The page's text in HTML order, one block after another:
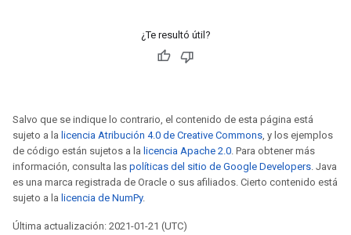
¿Te resultó útil?
Salvo que se indique lo contrario, el contenido de esta página está
sujeto a la licencia Atribución 4.0 de Creative Commons, y los ejemplos
de código están sujetos a la licencia Apache 2.0. Para obtener más
información, consulta las políticas del sitio de Google Developers. Java
es una marca registrada de Oracle o sus afiliados. Cierto contenido está
sujeto a la licencia de NumPy.
Última actualización: 2021-01-21 (UTC)